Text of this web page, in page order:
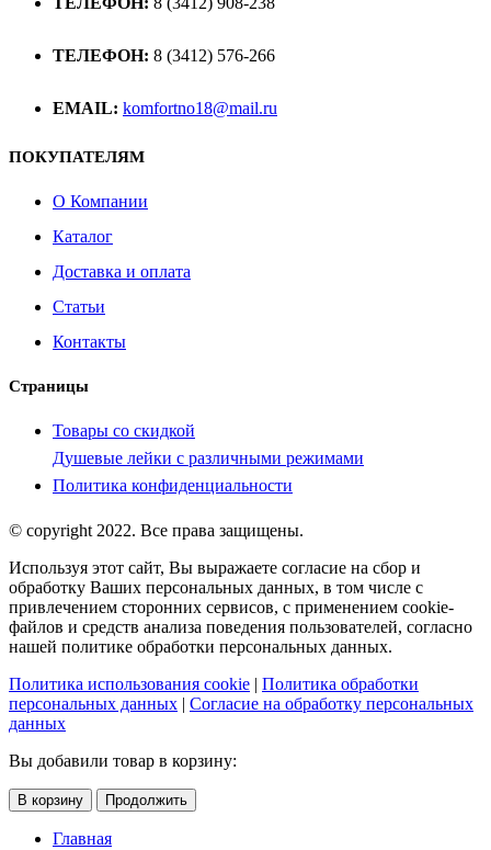
ТЕЛЕФОН: 8 (3412) 576-266
EMAIL: komfortno18@mail.ru
ПОКУПАТЕЛЯМ
О Компании
Каталог
Доставка и оплата
Статьи
Контакты
Страницы
Товары со скидкой
Душевые лейки с различными режимами
Политика конфиденциальности
© copyright 2022. Все права защищены.
Используя этот сайт, Вы выражаете согласие на сбор и
обработку Ваших персональных данных, в том числе с
привлечением сторонних сервисов, с применением cookie-
файлов и средств анализа поведения пользователей, согласно
нашей политике обработки персональных данных.
Политика использования cookie | Политика обработки
персональных данных | Согласие на обработку персональных
данных
Вы добавили товар в корзину:
В корзину Продолжить
Главная